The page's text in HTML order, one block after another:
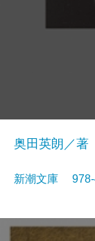
奥田英朗／著
新潮文庫